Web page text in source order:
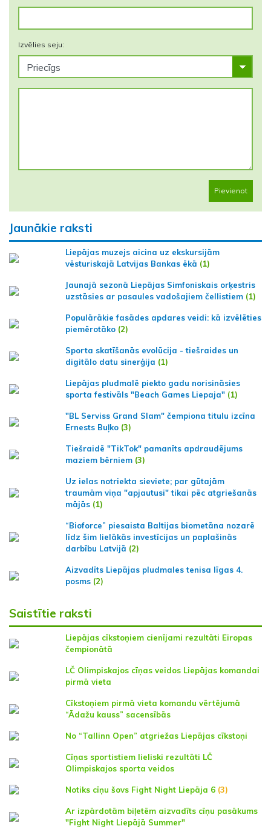
Izvēlies seju:
Pievienot
Jaunākie raksti
Liepājas muzejs aicina uz ekskursijām
vēsturiskajā Latvijas Bankas ēkā (1)
Jaunajā sezonā Liepājas Simfoniskais orķestris
uzstāsies ar pasaules vadošajiem čellistiem (1)
Populārākie fasādes apdares veidi: kā izvēlēties
piemērotāko (2)
Sporta skatīšanās evolūcija - tiešraides un
digitālo datu sinerģija (1)
Liepājas pludmalē piekto gadu norisināsies
sporta festivāls "Beach Games Liepaja" (1)
"BL Serviss Grand Slam" čempiona titulu izcīna
Ernests Buļko (3)
Tiešraidē "TikTok" pamanīts apdraudējums
maziem bērniem (3)
Uz ielas notriekta sieviete; par gūtajām
traumām viņa "apjautusi" tikai pēc atgriešanās
mājās (1)
“Bioforce” piesaista Baltijas biometāna nozarē
līdz šim lielākās investīcijas un paplašinās
darbību Latvijā (2)
Aizvadīts Liepājas pludmales tenisa līgas 4.
posms (2)
Saistītie raksti
Liepājas cīkstoņiem cienījami rezultāti Eiropas
čempionātā
LČ Olimpiskajos cīņas veidos Liepājas komandai
pirmā vieta
Cīkstoņiem pirmā vieta komandu vērtējumā
“Ādažu kauss” sacensībās
No “Tallinn Open” atgriežas Liepājas cīkstoņi
Cīņas sportistiem lieliski rezultāti LČ
Olimpiskajos sporta veidos
Notiks cīņu šovs Fight Night Liepāja 6 (3)
Ar izpārdotām biļetēm aizvadīts cīņu pasākums
"Fight Night Liepājā Summer"